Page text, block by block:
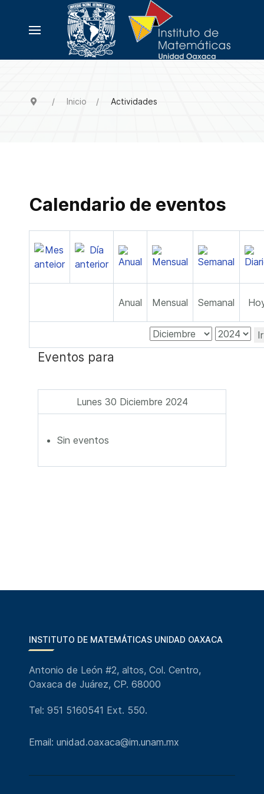
Inicio Actividades
Calendario de eventos
Anual Mensual Semanal
Eventos para
Lunes 30 Diciembre 2024
Sin eventos
INSTITUTO DE MATEMÁTICAS UNIDAD OAXACA
Antonio de León #2, altos, Col. Centro,
Oaxaca de Juárez, CP. 68000
Tel: 951 5160541 Ext. 550.
Email: unidad.oaxaca@im.unam.mx